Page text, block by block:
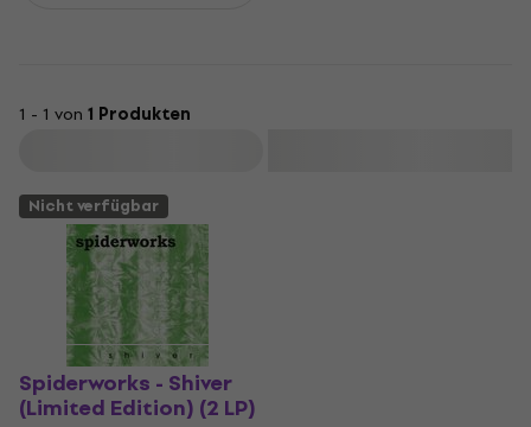
1 - 1 von 1 Produkten
Nicht verfügbar
Spiderworks - Shiver
(Limited Edition) (2 LP)